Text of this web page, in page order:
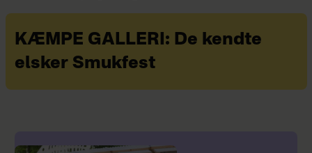
KÆMPE GALLERI: De kendte
elsker Smukfest